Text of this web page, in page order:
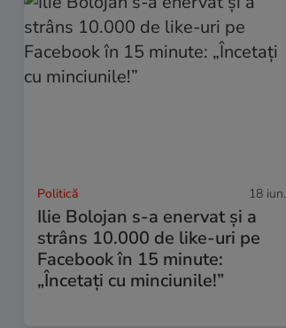
Politică 18 iun.
Ilie Bolojan s-a enervat și a
strâns 10.000 de like-uri pe
Facebook în 15 minute:
„Încetați cu minciunile!”